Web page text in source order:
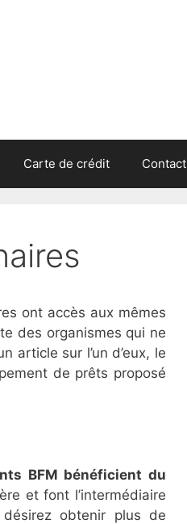
Carte de crédit Contact
ont accès aux mêmes
des organismes qui ne
article sur l’un d’eux, le
de prêts proposé
BFM bénéficient du
et font l’intermédiaire
obtenir plus de